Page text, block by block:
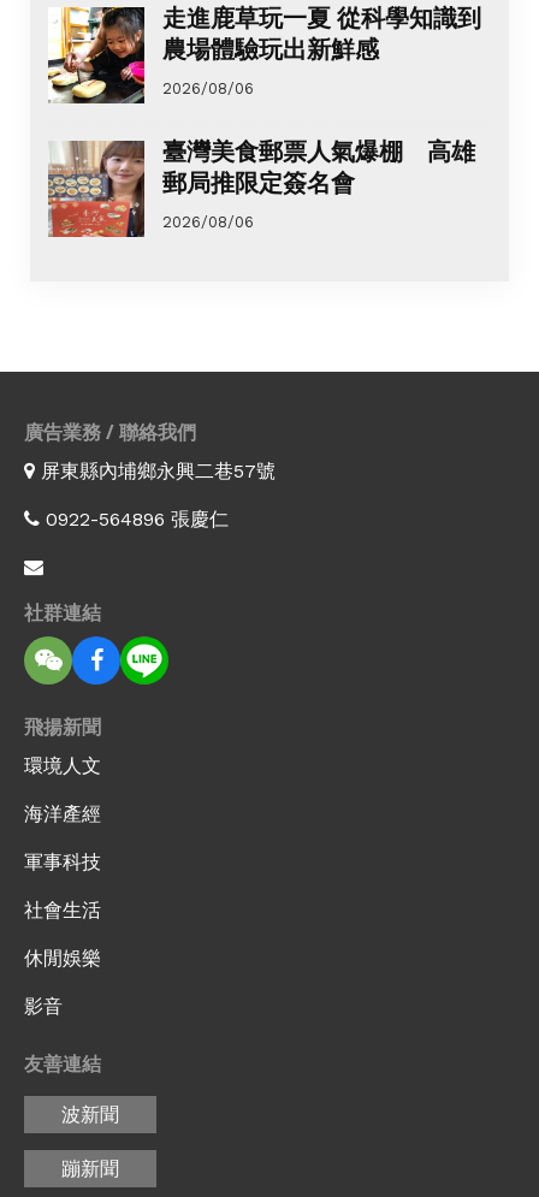
走進鹿草玩一夏 從科學知識到
農場體驗玩出新鮮感
2026/08/06
臺灣美食郵票人氣爆棚 高雄
郵局推限定簽名會
2026/08/06
廣告業務 / 聯絡我們
屏東縣內埔鄉永興二巷57號
0922-564896 張慶仁
社群連結
飛揚新聞
環境人文
海洋產經
軍事科技
社會生活
休閒娛樂
影音
友善連結
波新聞
蹦新聞